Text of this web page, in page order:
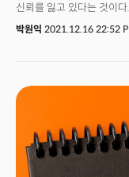
신뢰를 잃고 있다는 것이
법인명: ARK Investment
것은 매우 위험하다”며 “
만들어야 한다”고 지적했다.
박원익 2021.12.16 22:52